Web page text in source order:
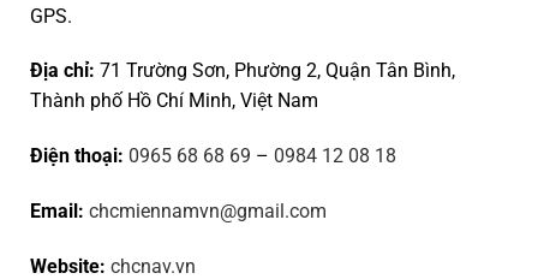
GPS.
Địa chỉ: 71 Trường Sơn, Phường 2, Quận Tân Bình,
Thành phố Hồ Chí Minh, Việt Nam
Điện thoại: 0965 68 68 69 – 0984 12 08 18
Email: chcmiennamvn@gmail.com
Website: chcnav.vn